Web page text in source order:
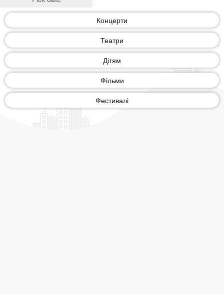
Концерти
Театри
Дітям
Фільми
Фестивалі